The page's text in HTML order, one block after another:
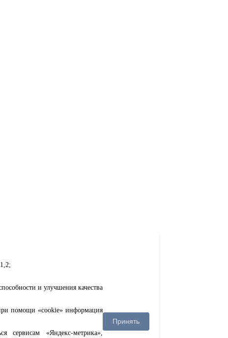
и улучшения качества
при помощи «cookie» информация
сервисам «Яндекс-метрика»,
Принять